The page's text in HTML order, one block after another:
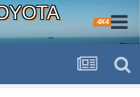
4X4